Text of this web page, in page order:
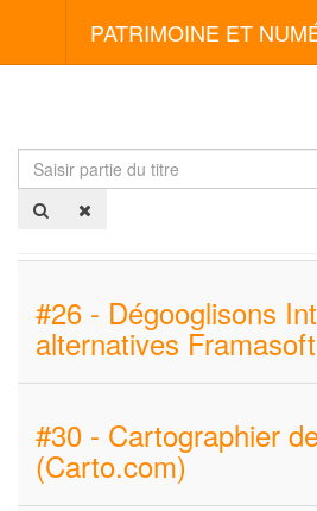
PATRIMOINE ET
Saisir
partie
du
#26 - Dégooglisons
alternatives Framasoft
#30 - Cartographier
(Carto.com)